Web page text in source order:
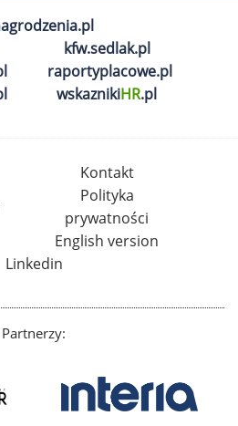
kfw.sedlak.pl
raportyplacowe.pl
wskaznikiHR.pl
Kontakt
Polityka
prywatności
English version
Linkedin
Partnerzy: